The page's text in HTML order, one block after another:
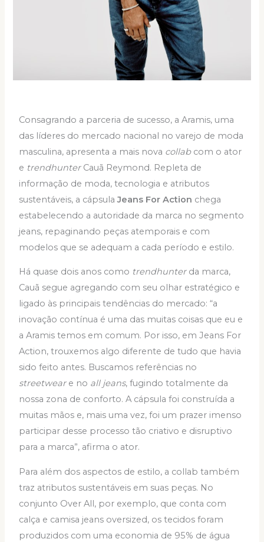
Consagrando a parceria de sucesso, a Aramis, uma
das líderes do mercado nacional no varejo de moda
masculina, apresenta a mais nova collabcom o ator
e trendhunter Cauã Reymond. Repleta de
informação de moda, tecnologia e atributos
sustentáveis, a cápsulaJeans For Action chega
estabelecendo a autoridade da marca no segmento
jeans, repaginando peças atemporais e com
modelos que se adequam a cada período e estilo.
Há quase dois anos como trendhunterda marca,
Cauã segue agregando com seu olhar estratégico e
ligado às principais tendências do mercado: “a
inovação contínua é uma das muitas coisas que eu e
a Aramis temos em comum. Por isso, em Jeans For
Action, trouxemos algo diferente de tudo que havia
sido feito antes. Buscamos referências no
streetwear e no all jeans, fugindo totalmente da
nossa zona de conforto. A cápsula foi construída a
muitas mãos e, mais uma vez, foi um prazer imenso
participar desse processo tão criativo e disruptivo
para a marca”, afirma o ator.
Para além dos aspectos de estilo, a collab também
traz atributos sustentáveis em suas peças. No
conjunto Over All, por exemplo, que conta com
calça e camisa jeans oversized, os tecidos foram
produzidos com uma economia de 95% de água